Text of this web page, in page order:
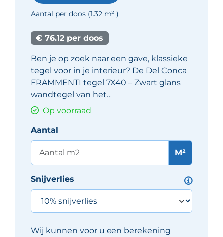
Aantal per doos (1.32 m² )
€ 76.12 per doos
Ben je op zoek naar een gave, klassieke
tegel voor in je interieur? De Del Conca
FRAMMENTI tegel 7X40 – Zwart glans
wandtegel van het…
Op voorraad
Aantal
M²
Snijverlies
Wij kunnen voor u een berekening